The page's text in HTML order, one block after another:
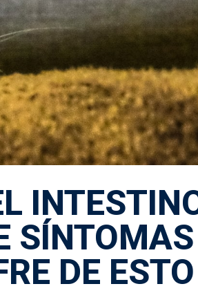
SÍNTOMAS
DE ESTO